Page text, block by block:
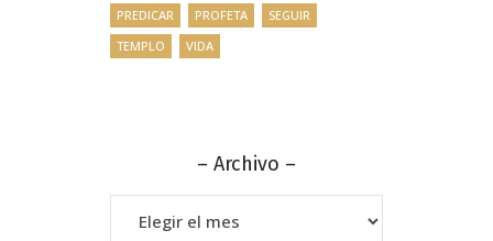
PREDICAR
PROFETA
SEGUIR
TEMPLO
VIDA
– Archivo –
–
Archivo